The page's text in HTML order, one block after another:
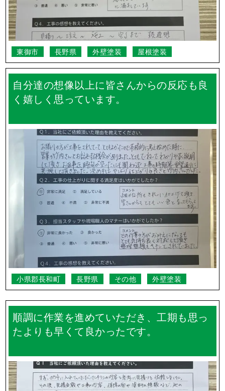
東御市 長野県 外壁塗装 屋根塗装
自分達の想像以上に皆さんからの反応も良
く嬉しく思っています。
小県郡長和町 長野県 その他 外壁塗装
順調に作業を進めていただき、工期も思っ
たよりも早くて良かったです。